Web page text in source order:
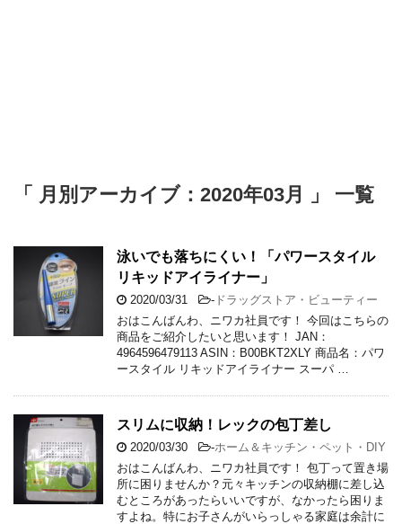
「 月別アーカイブ：2020年03月 」 一覧
泳いでも落ちにくい！「パワースタイル
リキッドアイライナー」
2020/03/31 - ドラッグストア・ビューティー
おはこんばんわ、ニワカ社員です！ 今回はこちらの
商品をご紹介したいと思います！ JAN：
4964596479113 ASIN：B00BKT2XLY 商品名：パワ
ースタイル リキッドアイライナー スーパ …
スリムに収納！レックの包丁差し
2020/03/30 -ホーム＆キッチン・ペット・DIY
おはこんばんわ、ニワカ社員です！ 包丁って置き場
所に困りませんか？元々キッチンの収納棚に差し込
むところがあったらいいですが、なかったら困りま
すよね。特にお子さんがいらっしゃる家庭は余計に